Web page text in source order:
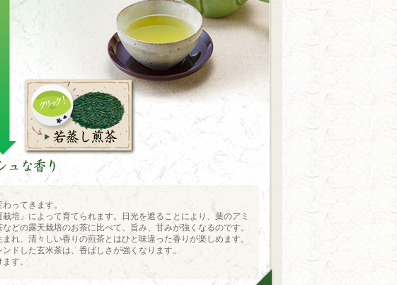
ってきます。
培」によって育てられます。日光を遮ることにより、葉のアミ
どの露天栽培のお茶に比べて、旨み、甘みが強くなるのです。
れ、清々しい香りの煎茶とはひと味違った香りが楽しめます。
ドした玄米茶は、香ばしさが強くなります。
す。